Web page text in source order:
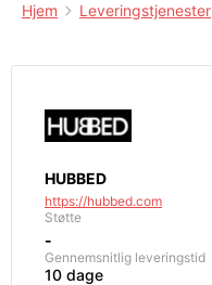
Hjem Leveringstjenester
HUBBED
https://hubbed.com
Støtte
-
Gennemsnitlig leveringstid
10 dage